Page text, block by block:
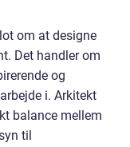
om at designe
Det handler om
og
i. Arkitekt
balance mellem
til